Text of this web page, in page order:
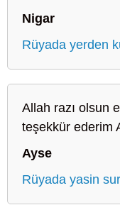
Nigar
Rüyada yerden
Allah razı olsun
teşekkür ederim
Ayse
Rüyada yasin